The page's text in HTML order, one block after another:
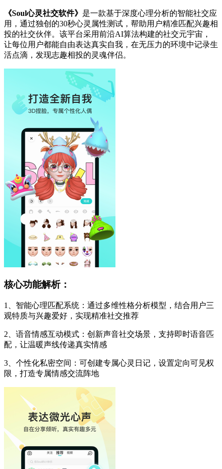
《Soul心灵社交软件》 是一款基于深度心理分析的智能社交应
用，通过独创的30秒心灵属性测试，帮助用户精准匹配兴趣相
投的社交伙伴。该平台采用前沿AI算法构建的社交元宇宙，
让每位用户都能自由表达真实自我，在无压力的环境中记录生
活点滴，发现志趣相投的灵魂伴侣。
核心功能解析：
1、智能心理匹配系统：通过多维性格分析模型，结合用户三
观特质与兴趣爱好，实现精准社交推荐
2、语音情感互动模式：创新声音社交场景，支持即时语音匹
配，让温暖声线传递真实情感
3、个性化私密空间：可创建专属心灵日记，设置定向可见权
限，打造专属情感交流阵地